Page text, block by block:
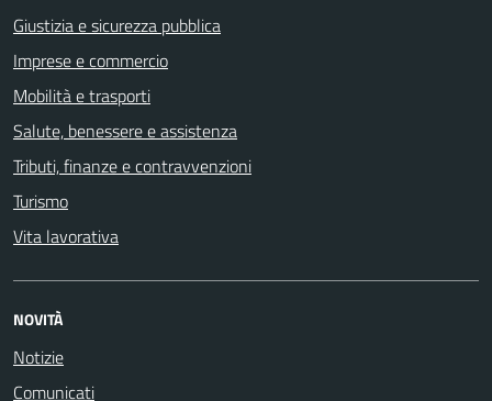
Giustizia e sicurezza pubblica
Imprese e commercio
Mobilità e trasporti
Salute, benessere e assistenza
Tributi, finanze e contravvenzioni
Turismo
Vita lavorativa
NOVITÀ
Notizie
Comunicati